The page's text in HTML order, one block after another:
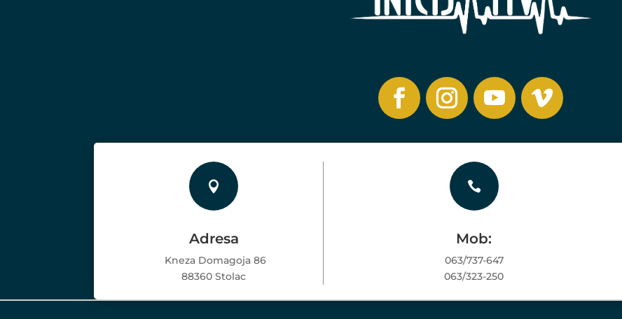

Adresa
Kneza Domagoja 86
88360 Stolac

Mob:
063/737-647
063/323-250